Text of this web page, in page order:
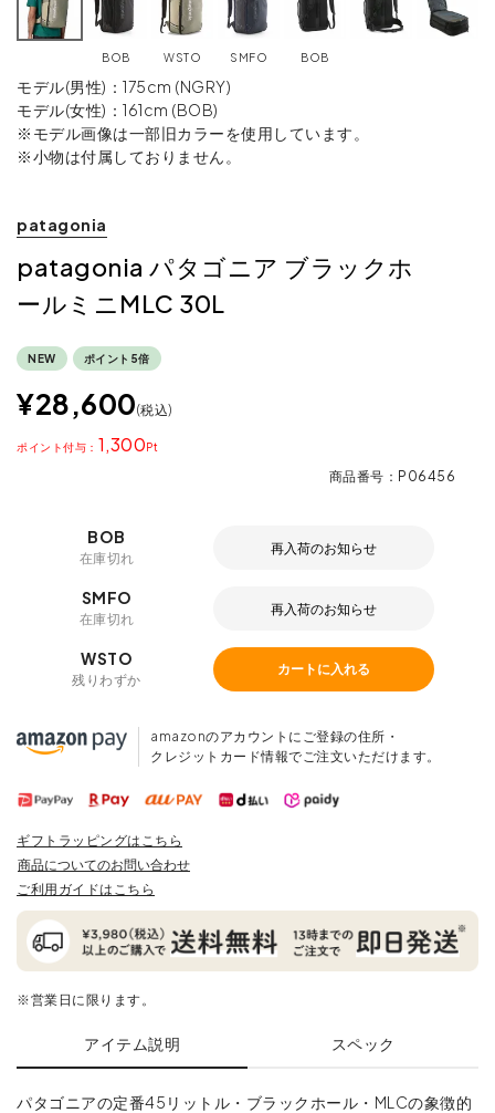
BOB WSTO SMFO BOB
モデル(男性)：175cm (NGRY)
モデル(女性)：161cm (BOB)
※モデル画像は一部旧カラーを使用しています。
※小物は付属しておりません。
patagonia
patagonia パタゴニア ブラックホ
ールミニMLC 30L
NEW ポイント5倍
¥28,600 税込
1,300
ポイント
商品番号 P06456
BOB
在庫切れ
再入荷のお知らせ
SMFO
在庫切れ
再入荷のお知らせ
WSTO
残りわずか
カートに入れる
amazonのアカウントにご登録の住所・
クレジットカード情報でご注文いただけます。
ギフトラッピングはこちら
商品についてのお問い合わせ
ご利用ガイドはこちら
※営業日に限ります。
アイテム説明 スペック
パタゴニアの定番45リットル・ブラックホール・MLCの象徴的